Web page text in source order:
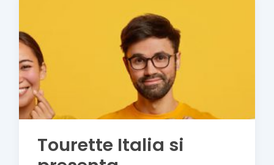
Tourette Italia si